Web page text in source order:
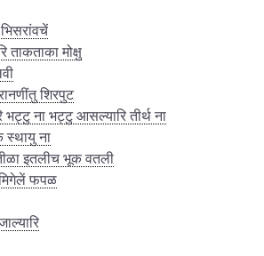
भिसरांवचें
ताकताका मोक्षु
शिरपुट
भट्टु ना भट्टु आसल्यारि तीर्थ ना
स्थायु ना
इतलीच भूक वतली
मिगेलें फपळ